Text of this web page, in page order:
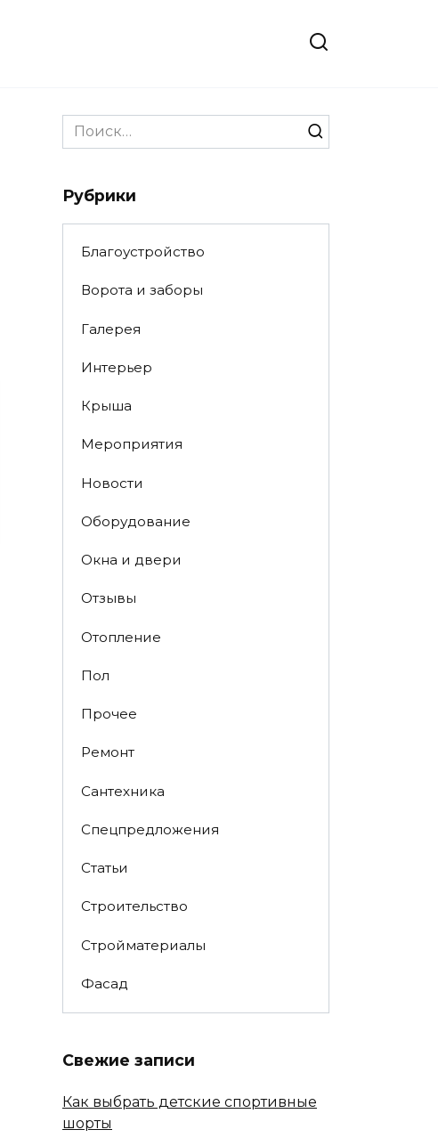
Search
for:
Рубрики
Благоустройство
Ворота и заборы
Галерея
Интерьер
Крыша
Мероприятия
Новости
Оборудование
Окна и двери
Отзывы
Отопление
Пол
Прочее
Ремонт
Сантехника
Спецпредложения
Статьи
Строительство
Стройматериалы
Фасад
Свежие записи
Как выбрать детские спортивные
шорты